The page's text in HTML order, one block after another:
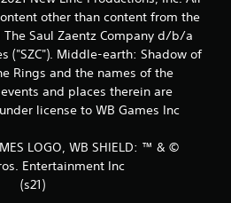
other than content from the
Saul Zaentz Company d/b/a
("SZC"). Middle-earth: Shadow of
Rings and the names of the
and places therein are
license to WB Games Inc.
LOGO, WB SHIELD: ™ & ©
Entertainment Inc.
(s21)